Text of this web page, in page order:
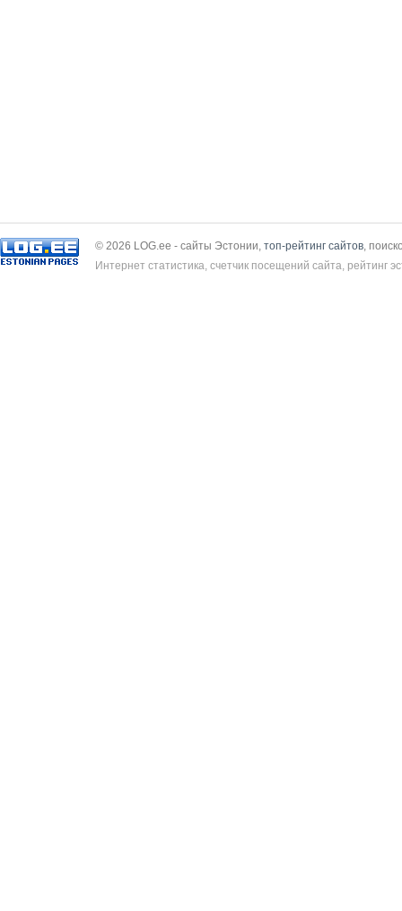
© 2026 LOG.ee - сайты Эстонии, топ-рейтинг сайтов ,
Интернет статистика, счетчик посещений сайта, рейтинг